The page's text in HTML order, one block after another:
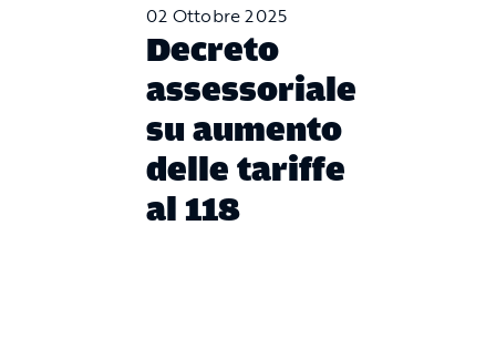
02 Ottobre 2025
Decreto
assessoriale
su aumento
delle tariffe
al 118